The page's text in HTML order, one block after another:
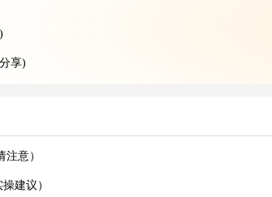
享)
运干货知识分享)
意)
意）
建议）